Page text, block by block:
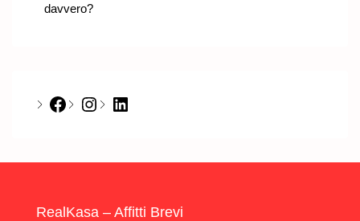
davvero?
Facebook
Instagram
LinkedIn
RealKasa – Affitti Brevi